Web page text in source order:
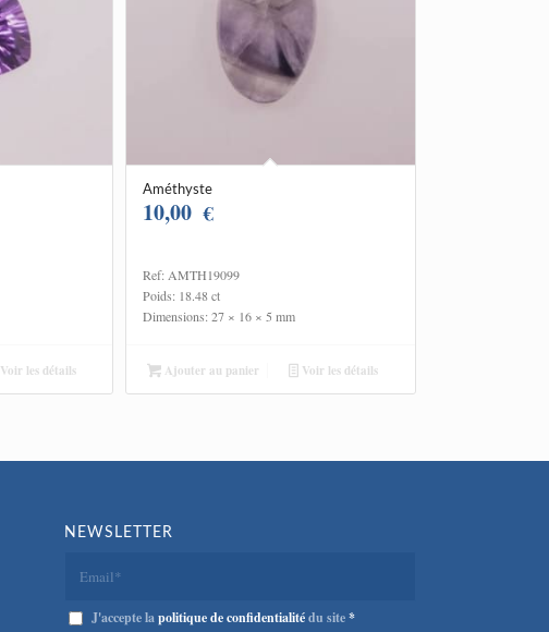
Voir les détails
Améthyste
10,00 €
Ref: AMTH19099
Poids: 18.48 ct
Dimensions: 27 × 16 × 5 mm
Ajouter au panier Voir les détails
NEWSLETTER
J'accepte lapolitique de confidentialitédu site*